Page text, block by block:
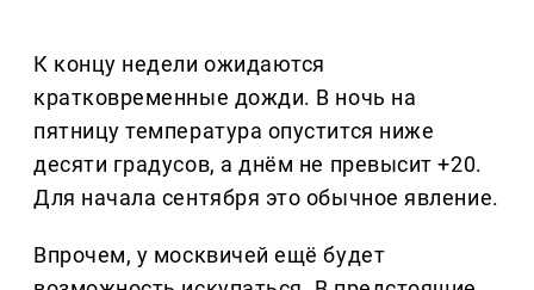
К концу недели ожидаются
кратковременные дожди. В ночь на
пятницу температура опустится ниже
десяти градусов, а днём не превысит +20.
Для начала сентября это обычное явление.
Впрочем, у москвичей ещё будет